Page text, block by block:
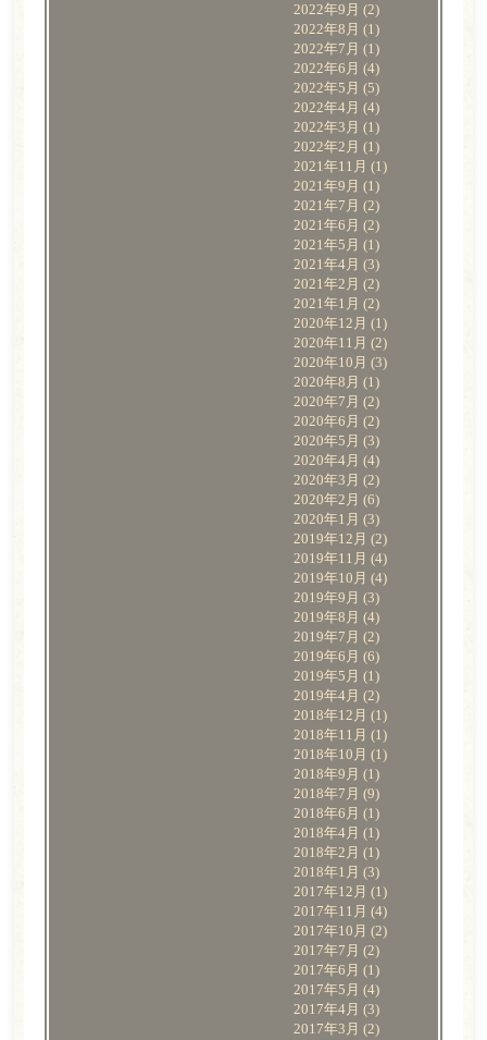
2022年9月 (2)
2022年8月 (1)
2022年7月 (1)
2022年6月 (4)
2022年5月 (5)
2022年4月 (4)
2022年3月 (1)
2022年2月 (1)
2021年11月 (1)
2021年9月 (1)
2021年7月 (2)
2021年6月 (2)
2021年5月 (1)
2021年4月 (3)
2021年2月 (2)
2021年1月 (2)
2020年12月 (1)
2020年11月 (2)
2020年10月 (3)
2020年8月 (1)
2020年7月 (2)
2020年6月 (2)
2020年5月 (3)
2020年4月 (4)
2020年3月 (2)
2020年2月 (6)
2020年1月 (3)
2019年12月 (2)
2019年11月 (4)
2019年10月 (4)
2019年9月 (3)
2019年8月 (4)
2019年7月 (2)
2019年6月 (6)
2019年5月 (1)
2019年4月 (2)
2018年12月 (1)
2018年11月 (1)
2018年10月 (1)
2018年9月 (1)
2018年7月 (9)
2018年6月 (1)
2018年4月 (1)
2018年2月 (1)
2018年1月 (3)
2017年12月 (1)
2017年11月 (4)
2017年10月 (2)
2017年7月 (2)
2017年6月 (1)
2017年5月 (4)
2017年4月 (3)
2017年3月 (2)